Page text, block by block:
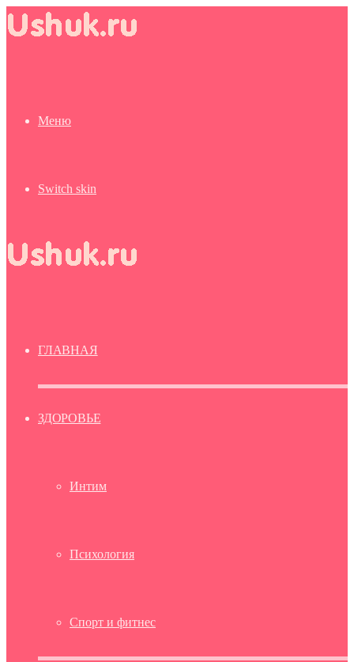
Меню
Switch skin
ГЛАВНАЯ
ЗДОРОВЬЕ
Интим
Психология
Спорт и фитнес